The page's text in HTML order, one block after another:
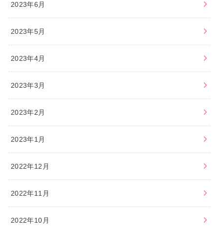
2023年6月
2023年5月
2023年4月
2023年3月
2023年2月
2023年1月
2022年12月
2022年11月
2022年10月